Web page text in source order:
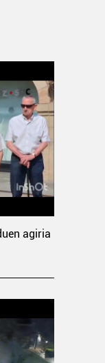
agiria